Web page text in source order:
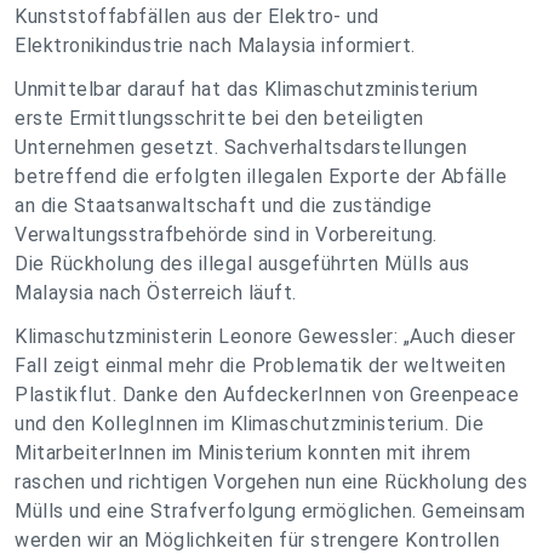
Kunststoffabfällen aus der Elektro- und
Elektronikindustrie nach Malaysia informiert.
Unmittelbar darauf hat das Klimaschutzministerium
erste Ermittlungsschritte bei den beteiligten
Unternehmen gesetzt. Sachverhaltsdarstellungen
betreffend die erfolgten illegalen Exporte der Abfälle
an die Staatsanwaltschaft und die zuständige
Verwaltungsstrafbehörde sind in Vorbereitung.
Die Rückholung des illegal ausgeführten Mülls aus
Malaysia nach Österreich läuft.
Klimaschutzministerin Leonore Gewessler: „Auch dieser
Fall zeigt einmal mehr die Problematik der weltweiten
Plastikflut. Danke den AufdeckerInnen von Greenpeace
und den KollegInnen im Klimaschutzministerium. Die
MitarbeiterInnen im Ministerium konnten mit ihrem
raschen und richtigen Vorgehen nun eine Rückholung des
Mülls und eine Strafverfolgung ermöglichen. Gemeinsam
werden wir an Möglichkeiten für strengere Kontrollen